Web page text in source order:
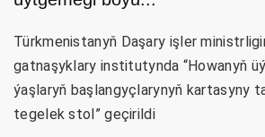
Türkmenistanyň Daşary işler
gatnaşyklary institutynda “Howanyň
ýaşlaryň başlangyçlarynyň kartasyny
tegelek stol” geçirildi